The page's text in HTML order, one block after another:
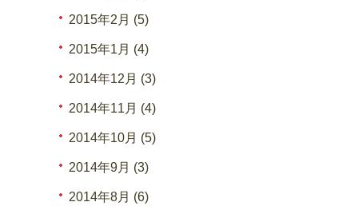
2015年2月 (5)
2015年1月 (4)
2014年12月 (3)
2014年11月 (4)
2014年10月 (5)
2014年9月 (3)
2014年8月 (6)